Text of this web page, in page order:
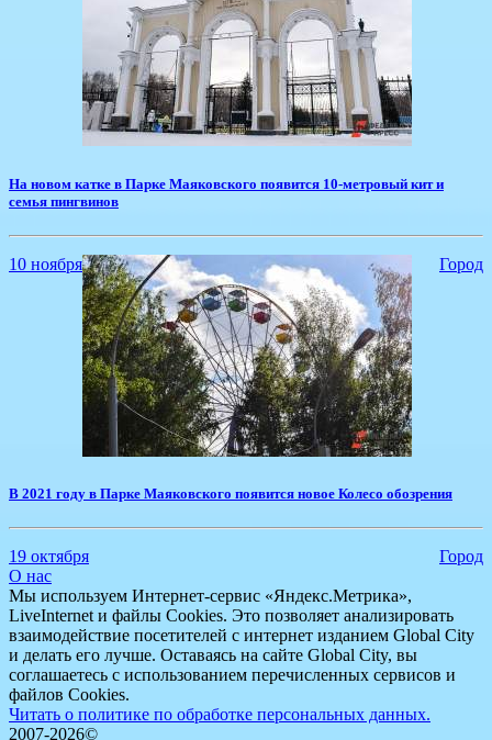
На новом катке в Парке Маяковского появится 10-метровый кит и
семья пингвинов
10 ноября Город
В 2021 году в Парке Маяковского появится новое Колесо обозрения
19 октября
Город
О нас
Мы используем Интернет-сервис «Яндекс.Метрика»,
LiveInternet и файлы Cookies. Это позволяет анализировать
взаимодействие посетителей с интернет изданием Global City
и делать его лучше. Оставаясь на сайте Global City, вы
соглашаетесь с использованием перечисленных сервисов и
файлов Cookies.
Читать о политике по обработке персональных данных.
2007-2026©